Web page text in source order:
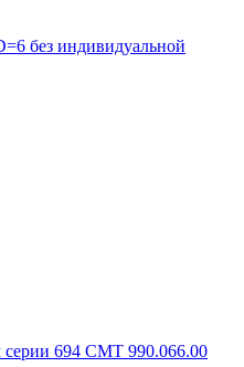
без индивидуальной
694 CMT 990.066.00